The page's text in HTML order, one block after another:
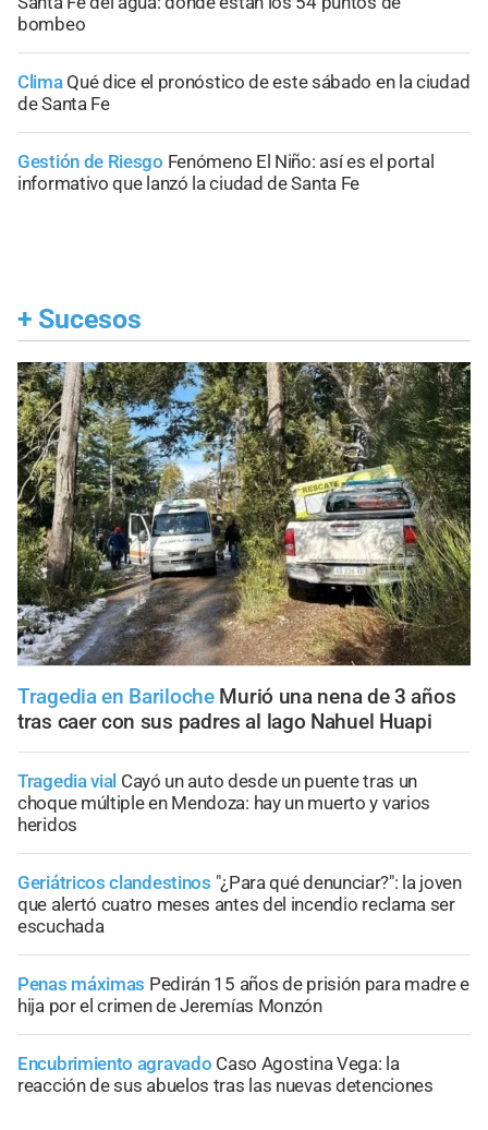
bombeo
Clima Qué dice el pronóstico de este sábado en la ciudad
de Santa Fe
Gestión de Riesgo Fenómeno El Niño: así es el portal
informativo que lanzó la ciudad de Santa Fe
+ Sucesos
Tragedia en Bariloche Murió una nena de 3 años
tras caer con sus padres al lago Nahuel Huapi
Tragedia vial Cayó un auto desde un puente tras un
choque múltiple en Mendoza: hay un muerto y varios
heridos
Geriátricos clandestinos "¿Para qué denunciar?": la joven
que alertó cuatro meses antes del incendio reclama ser
escuchada
Penas máximas Pedirán 15 años de prisión para madre e
hija por el crimen de Jeremías Monzón
Encubrimiento agravado Caso Agostina Vega: la
reacción de sus abuelos tras las nuevas detenciones